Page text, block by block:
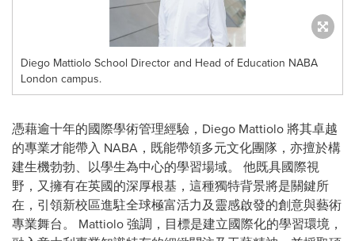
Diego Mattiolo School Director and Head of Education NABA
London campus.
憑藉逾十年的國際學術管理經驗，Diego Mattiolo 將其卓越
的專業才能帶入 NABA，既能帶領多元文化團隊，亦擅於構
建生機勃勃、以學生為中心的學習場域。 他既具國際視
野，又擁有在英國的深厚根基，這種獨特背景將是關鍵所
在，引領新校區進駐全球極富活力及靈感啟發的創意與藝術
專業舞台。 Mattiolo 強調，目標是建立國際化的學習環境，